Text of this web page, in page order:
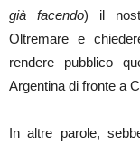
già facendo) il
Oltremare e
rendere pubblico
Argentina di fronte a
In altre parole,